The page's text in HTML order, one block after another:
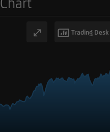
Trading Desk